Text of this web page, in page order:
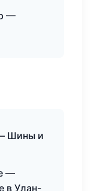
—
— Шины и
—
в Улан-